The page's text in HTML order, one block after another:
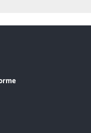
( nouvelle fenêtre)